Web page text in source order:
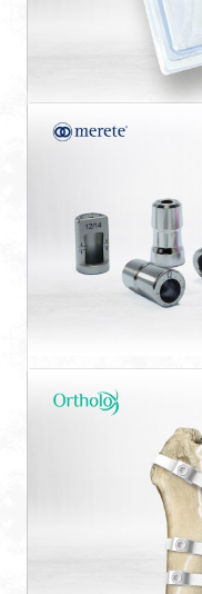
Injerto
Sistema de